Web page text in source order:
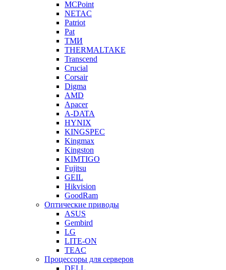
MCPoint
NETAC
Patriot
Pat
ТМИ
THERMALTAKE
Transcend
Crucial
Corsair
Digma
AMD
Apacer
A-DATA
HYNIX
KINGSPEC
Kingmax
Kingston
KIMTIGO
Fujitsu
GEIL
Hikvision
GoodRam
Оптические приводы
ASUS
Gembird
LG
LITE-ON
TEAC
Процессоры для серверов